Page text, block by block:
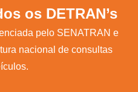
os DETRAN’s
pelo SENATRAN e
nacional de consultas